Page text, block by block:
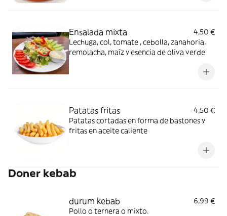
Ensalada mixta
4,50 €
Lechuga, col, tomate , cebolla, zanahoria,
remolacha, maíz y esencia de oliva verde
Patatas fritas
4,50 €
Patatas cortadas en forma de bastones y
fritas en aceite caliente
Doner kebab
durum kebab
6,99 €
Pollo o ternera o mixto.